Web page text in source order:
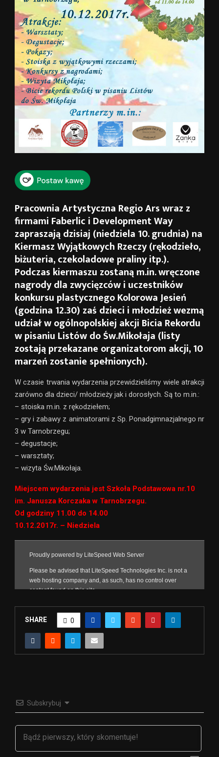
Pracownia Artystyczna Regio Ars wraz z
firmami Faberlic i Development Way
zapraszają dzisiaj (niedziela 10. grudnia) na
Kiermasz Wyjątkowych Rzeczy (rękodzieło,
biżuteria, czekoladowe praliny itp.).
Podczas kiermaszu zostaną m.in. wręczone
nagrody dla zwycięzców i uczestników
konkursu plastycznego Kolorowa Jesień
(godzina 12.30) zaś dzieci i młodzież wezmą
udział w ogólnopolskiej akcji Bicia Rekordu
w pisaniu Listów do Św.Mikołaja (listy
zostają przekazane organizatorom akcji, 10
marzeń zostanie spełnionych).
W czasie trwania wydarzenia przewidzieliśmy wiele atrakcji
zarówno dla dzieci/ młodzieży jak i dorosłych. Są to m.in.:
– stoiska m.in. z rękodziełem;
– gry i zabawy z animatorami z Sp. Ponadgimnazjalnego nr
3 w Tarnobrzegu;
– degustacje;
– warsztaty;
– wizyta Św.Mikołaja.
Miejscem wydarzenia jest Szkoła Podstawowa nr.10
im. Janusza Korczaka w Tarnobrzegu.
Od godziny 11.00 do 14.00
10.12.2017r. – Niedziela
SHARE 0
Subskrybuj